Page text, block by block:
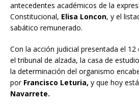
antecedentes académicos de la
Constitucional, Elisa Loncon, y el
sabático remunerado.
Con la acción judicial presentada el
el tribunal de alzada, la casa de
la determinación del organismo
por Francisco Leturia, y que hoy
Navarrete.